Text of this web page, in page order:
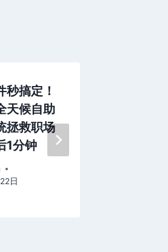
秒搞定！
天候自助
拯救职场
1分钟
日